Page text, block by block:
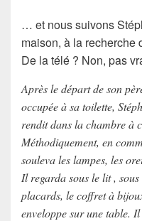
… et nous suivons
maison, à la
De la télé ? Non, pas
Après le départ de son
occupée à sa toilette,
rendit dans la chambre à
Méthodiquement, en
souleva les lampes, les
Il regarda sous le lit ,
placards, le coffret à
enveloppe sur une table. Il